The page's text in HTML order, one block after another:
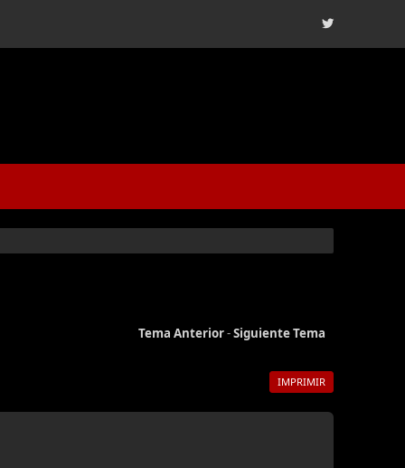
Tema Anterior-Siguiente Tema
IMPRIMIR